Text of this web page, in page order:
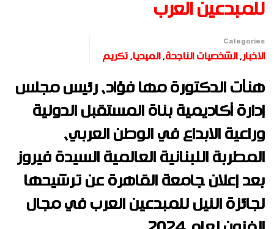
للمبدعين العرب
Categories
الاخبار, الشخصيات الناجحة, الميديا, تكريم
هنأت الدكتورة مها فؤاد، رئيس مجلس
إدارة أكاديمية بناة المستقبل الدولية
وراعية الابداع في الوطن العربي،
المطربة اللبنانية العالمية السيدة فيروز
بعد إعلان جامعة القاهرة عن ترشيحها
لجائزة النيل للمبدعين العرب في مجال